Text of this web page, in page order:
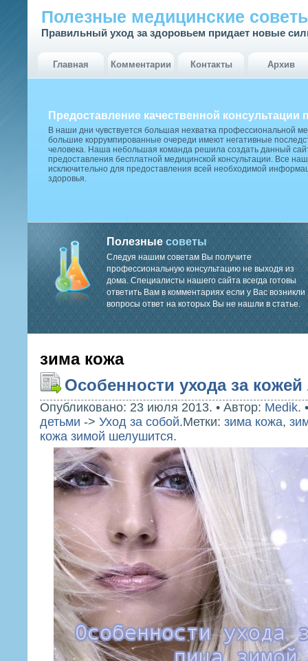
Полезные медицинские
Правильный уход за здоровьем придает новые
Главная Комментарии Контакты Архив
Предоставление качественной консультации
В наши дни чувствуется большая нехватка профессиональной
большие коррумпированные очереди имеют негативные
человека. Наша небольшая команда решила создать данный
предоставления бесплатной медицинской консультации. Все
исключительно для предоставления всей необходимой
здоровья.
Полезныесоветы
Следуя нашим советам Вы получите
профессиональную консультацию не выходя из
дома. Специалисты нашего сайта всегда готовы
ответить Вам в комментариях если у Вас возникли
вопросы ответ на которых Вы не нашли в статье.
зима кожа
Особенности ухода за
Опубликовано: 23 июля 2013. • Автор: Medik.
детьми -> Уход за собой.Метки: зима кожа,
кожа зимой шелушится.